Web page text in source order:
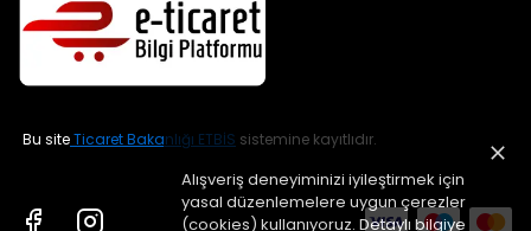
Alışveriş deneyiminizi iyileştirmek için
yasal düzenlemelere uygun çerezler
(cookies) kullanıyoruz. Detaylı bilgiye
Bu siteTicaret Bakanlığı ETBİS sistemine kayıtlıdır.